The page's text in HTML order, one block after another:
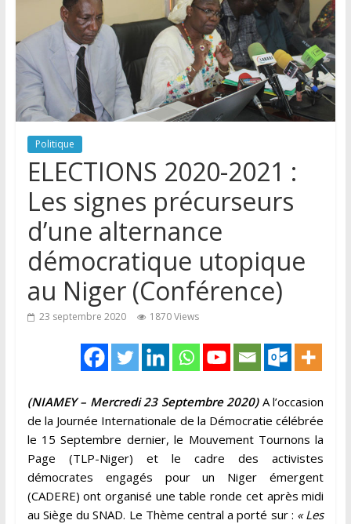
Politique
ELECTIONS 2020-2021 :
Les signes précurseurs
d’une alternance
démocratique utopique
au Niger (Conférence)
23 septembre 2020 1870 Views
(NIAMEY – Mercredi 23 Septembre 2020)A l’occasion
de la Journée Internationale de la Démocratie célébrée
le 15 Septembre dernier, le Mouvement Tournons la
Page (TLP-Niger) et le cadre des activistes
démocrates engagés pour un Niger émergent
(CADERE) ont organisé une table ronde cet après midi
au Siège du SNAD. Le Thème central a porté sur : « Les